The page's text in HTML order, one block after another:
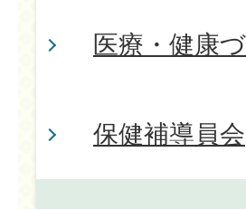
医療・健康
保健補導員会